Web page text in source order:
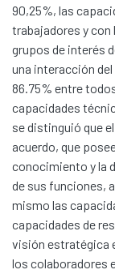
90,25%, las
trabajadores y con
grupos de interés
una interacción del
86.75% entre
capacidades
se distinguió que
acuerdo, que
conocimiento y la
de sus funciones,
mismo las
capacidades de
visión estratégica
los colaboradores